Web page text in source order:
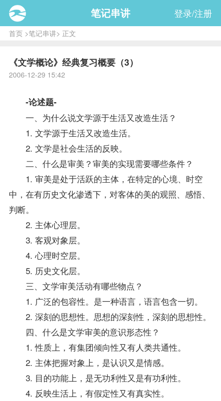
笔记串讲 登录/注册
首页>笔记串讲> 正文
《文学概论》经典复习概要（3）
2006-12-29 15:42
-论述题-
一、为什么说文学源于生活又改造生活？
1. 文学源于生活又改造生活。
2. 文学是社会生活的反映。
二、什么是审美？审美的实现需要哪些条件？
1. 审美是处于活跃的主体，在特定的心境、时空
中，在有历史文化渗透下，对客体的美的观照、感悟、
判断。
2. 主体心理层。
3. 客观对象层。
4. 心理时空层。
5. 历史文化层。
三、文学审美活动有哪些物点？
1. 广泛的包容性。是一种语言，语言包含一切。
2. 深刻的思想性。思想的深刻性，深刻的思想性。
四、什么是文学审美的意识形态性？
1. 性质上，有集团倾向性又有人类共通性。
2. 主体把握对象上，是认识又是情感。
3. 目的功能上，是无功利性又是有功利性。
4. 反映生活上，有假定性又有真实性。